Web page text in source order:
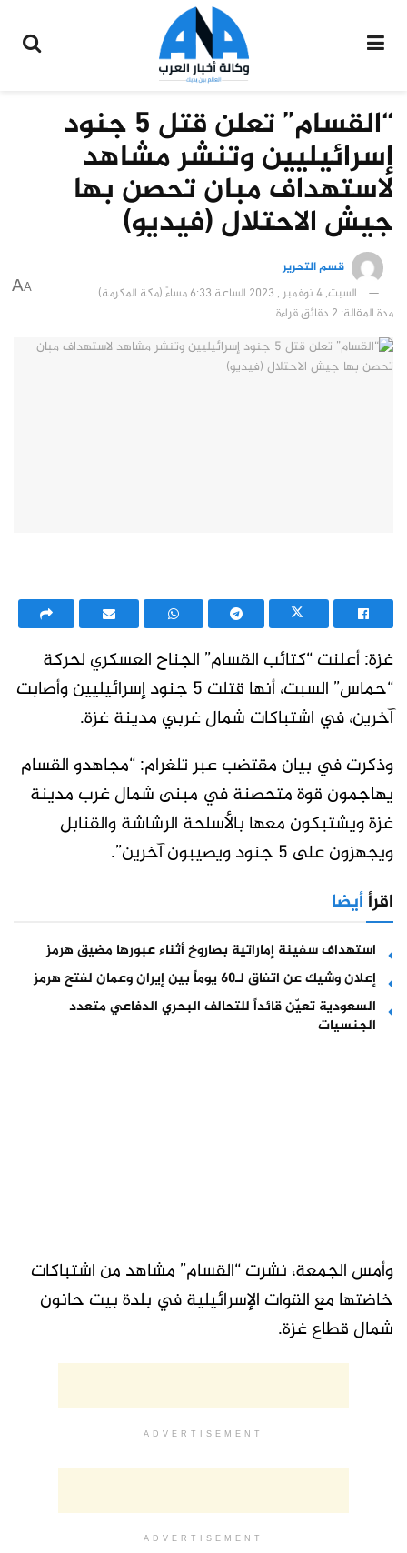
“القسام” تعلن قتل 5 جنود
إسرائيليين وتنشر مشاهد
لاستهداف مبان تحصن بها
جيش الاحتلال (فيديو)
قسم التحرير
السبت, 4 نوفمبر , 2023 الساعة 6:33 مساءً (مكة المكرمة)
مدة المقالة: 2 دقائق قراءة
A
A
غزة: أعلنت “كتائب القسام” الجناح العسكري لحركة
“حماس” السبت، أنها قتلت 5 جنود إسرائيليين وأصابت
آخرين، في اشتباكات شمال غربي مدينة غزة.
وذكرت في بيان مقتضب عبر تلغرام: “مجاهدو القسام
يهاجمون قوة متحصنة في مبنى شمال غرب مدينة
غزة ويشتبكون معها بالأسلحة الرشاشة والقنابل
ويجهزون على 5 جنود ويصيبون آخرين”.
اقرأأيضا
استهداف سفينة إماراتية بصاروخ أثناء عبورها مضيق هرمز
إعلان وشيك عن اتفاق لـ60 يوماً بين إيران وعمان لفتح هرمز
السعودية تعيّن قائداً للتحالف البحري الدفاعي متعدد
الجنسيات
وأمس الجمعة، نشرت “القسام” مشاهد من اشتباكات
خاضتها مع القوات الإسرائيلية في بلدة بيت حانون
شمال قطاع غزة.
ADVERTISEMENT
ADVERTISEMENT